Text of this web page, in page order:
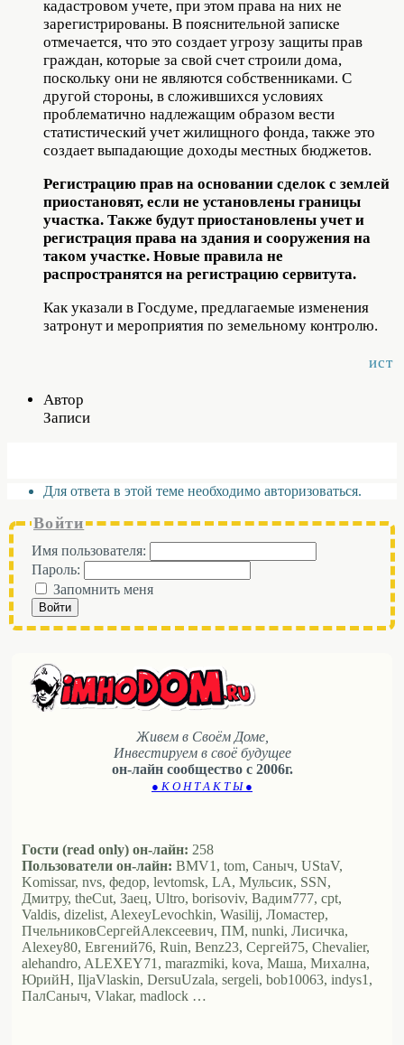
кадастровом учете, при этом права на них не
зарегистрированы. В пояснительной записке
отмечается, что это создает угрозу защиты прав
граждан, которые за свой счет строили дома,
поскольку они не являются собственниками. С
другой стороны, в сложившихся условиях
проблематично надлежащим образом вести
статистический учет жилищного фонда, также это
создает выпадающие доходы местных бюджетов.
Регистрацию прав на основании сделок с землей
приостановят, если не установлены границы
участка. Также будут приостановлены учет и
регистрация права на здания и сооружения на
таком участке. Новые правила не
распространятся на регистрацию сервитута.
Как указали в Госдуме, предлагаемые изменения
затронут и мероприятия по земельному контролю.
ист
Автор
Записи
Для ответа в этой теме необходимо авторизоваться.
Войти
Имя пользователя:
Пароль:
Запомнить меня
Войти
Живем в Своём Доме,
Инвестируем в своё будущее
он-лайн сообщество с 2006г.
● К О Н Т А К Т Ы ●
Гости (read only) он-лайн: 258
Пользователи он-лайн: BMV1, tom, Саныч, UStaV,
Komissar, nvs, федор, levtomsk, LA, Мульсик, SSN,
Дмитру, theCut, Заец, Ultro, borisoviv, Вадим777, cpt,
Valdis, dizelist, AlexeyLevochkin, Wasilij, Ломастер,
ПчельниковСергейАлексеевич, ПМ, nunki, Лисичка,
Alexey80, Евгений76, Ruin, Benz23, Сергей75, Chevalier,
alehandro, ALEXEY71, marazmiki, kova, Маша, Михална,
ЮрийН, IljaVlaskin, DersuUzala, sergeli, bob10063, indys1,
ПалСаныч, Vlakar, madlock …